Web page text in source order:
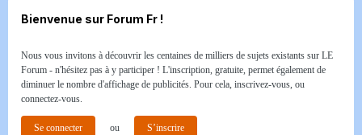
Bienvenue sur Forum Fr !
Nous vous invitons à découvrir les centaines de milliers de sujets existants sur LE
Forum - n'hésitez pas à y participer ! L'inscription, gratuite, permet également de
diminuer le nombre d'affichage de publicités. Pour cela, inscrivez-vous, ou
connectez-vous.
Se connecter ou S’inscrire